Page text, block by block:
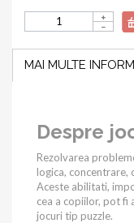
MAI MULTE
Despre
Rezolvarea
logica, concentrare,
Aceste abilitati,
cea a copiilor, pot fi
jocuri tip puzzle.